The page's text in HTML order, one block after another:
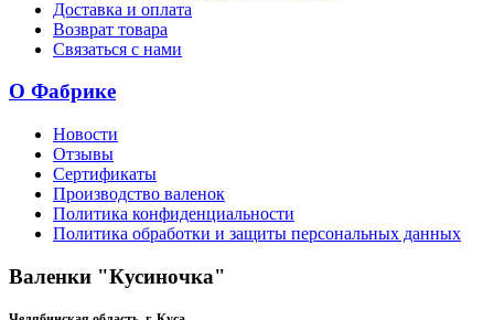
Доставка и оплата
Возврат товара
Связаться с нами
О Фабрике
Новости
Отзывы
Сертификаты
Производство валенок
Политика конфиденциальности
Политика обработки и защиты персональных данных
Валенки "Кусиночка"